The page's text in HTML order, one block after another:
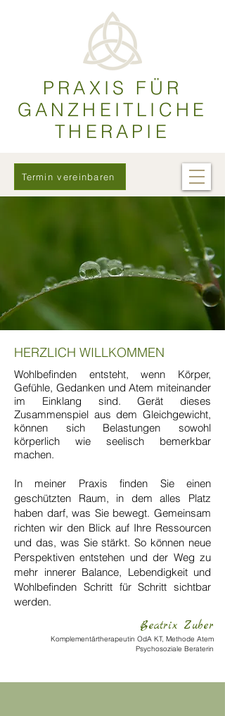
PRAXIS FÜR
GANZHEITLICHE
THERAPIE
Termin vereinbaren
HERZLICH WILLKOMMEN
Wohlbefinden entsteht, wenn Körper,
Gefühle, Gedanken und Atem miteinander
im Einklang sind. Gerät dieses
Zusammenspiel aus dem Gleichgewicht,
können sich Belastungen sowohl
körperlich wie seelisch bemerkbar
machen.
In meiner Praxis finden Sie einen
geschützten Raum, in dem alles Platz
haben darf, was Sie bewegt. Gemeinsam
richten wir den Blick auf Ihre Ressourcen
und das, was Sie stärkt. So können neue
Perspektiven entstehen und der Weg zu
mehr innerer Balance, Lebendigkeit und
Wohlbefinden Schritt für Schritt sichtbar
werden.
Beatrix Zuber
Komplementärtherapeutin OdA KT, Methode Atem
Psychosoziale Beraterin